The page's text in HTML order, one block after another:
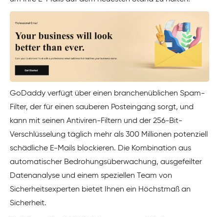
GoDaddy verfügt über einen branchenüblichen Spam-
Filter, der für einen sauberen Posteingang sorgt, und
kann mit seinen Antiviren-Filtern und der 256-Bit-
Verschlüsselung täglich mehr als 300 Millionen potenziell
schädliche E-Mails blockieren. Die Kombination aus
automatischer Bedrohungsüberwachung, ausgefeilter
Datenanalyse und einem speziellen Team von
Sicherheitsexperten bietet Ihnen ein Höchstmaß an
Sicherheit.